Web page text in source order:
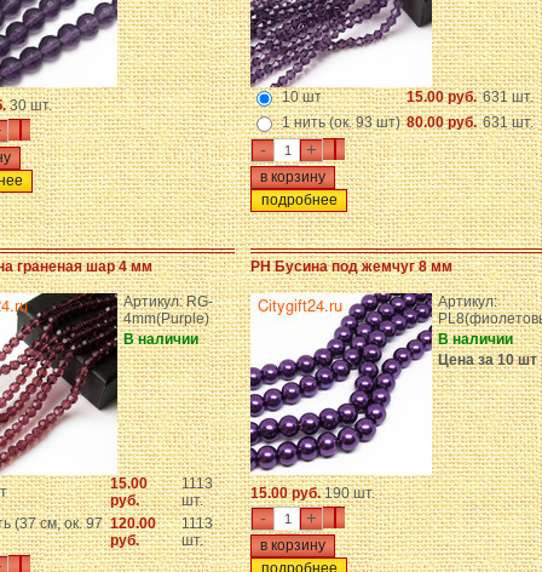
30 шт. 10 шт 15.00 руб. 631 шт.
1 нить (ок. 93 шт) 80.00 руб. 631 шт.
- +
подробнее
граненая шар 4 мм
Артикул: RG-
4mm(Purple)
В наличии
15.00
руб.
1113
шт.
(37 см, ок. 97 120.00
руб.
1113
шт.
PH Бусина под жемчуг 8 мм
Артикул:
В наличии
Цена за 10 шт
15.00 руб.190 шт.
- +
подробнее